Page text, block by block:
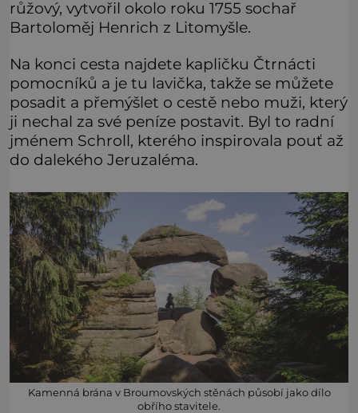
růžový, vytvořil okolo roku 1755 sochař
Bartoloměj Henrich z Litomyšle.
Na konci cesta najdete kapličku Čtrnácti
pomocníků a je tu lavička, takže se můžete
posadit a přemýšlet o cestě nebo muži, který
ji nechal za své peníze postavit. Byl to radní
jménem Schroll, kterého inspirovala pouť až
do dalekého Jeruzaléma.
Kamenná brána v Broumovských stěnách působí jako dílo
obřího stavitele.